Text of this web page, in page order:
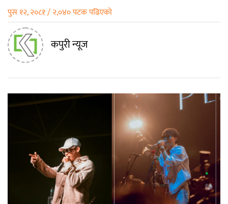
पुस १२, २०८१ / २,०४० पटक पढिएको
कपुरी न्यूज